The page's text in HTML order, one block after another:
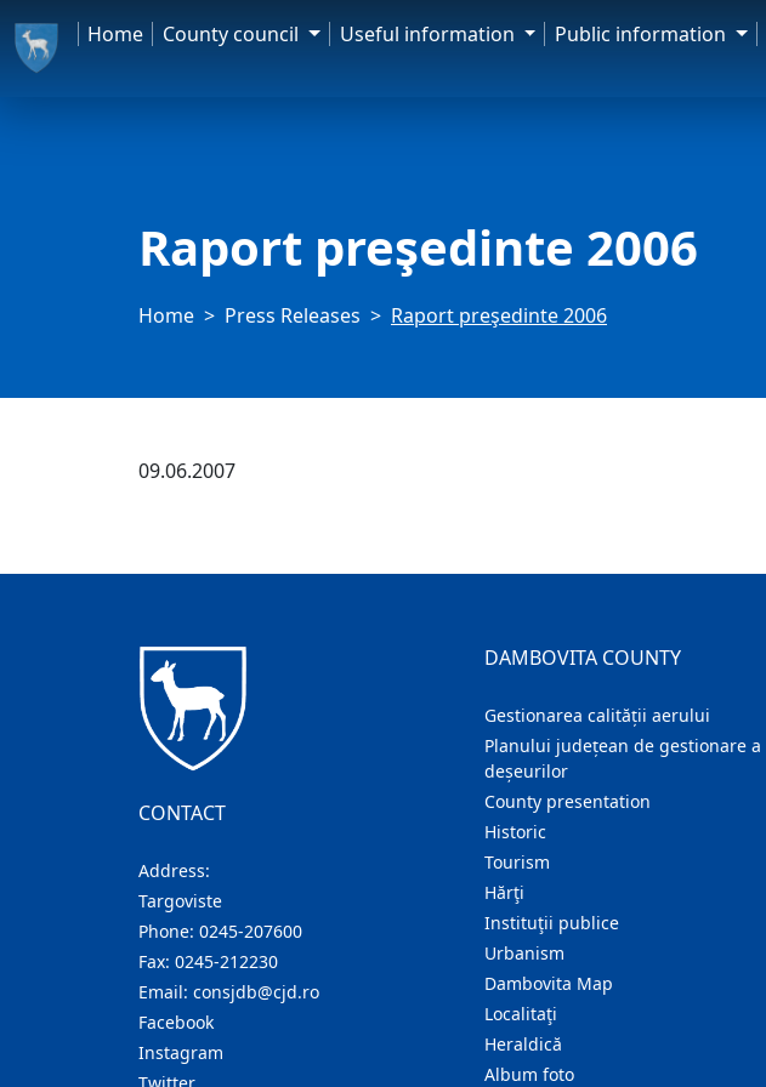
Home County council Useful information Public information
Raport preşedinte 2006
Home Press Releases Raport preşedinte 2006
09.06.2007
CONTACT
Address:
Targoviste
Phone: 0245-207600
Fax: 0245-212230
Email: consjdb@cjd.ro
Facebook
Instagram
DAMBOVITA COUNTY
Gestionarea calității aerului
Planului județean de gestionare a
deșeurilor
County presentation
Historic
Tourism
Hărţi
Instituţii publice
Urbanism
Dambovita Map
Localitaţi
Heraldică
Album foto